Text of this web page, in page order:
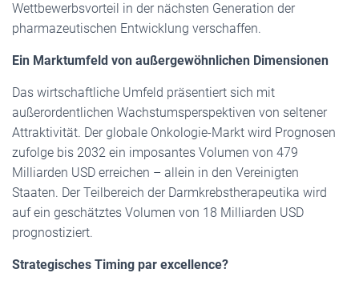
Wettbewerbsvorteil in der nächsten Generation der
pharmazeutischen Entwicklung verschaffen.
Ein Marktumfeld von außergewöhnlichen Dimensionen
Das wirtschaftliche Umfeld präsentiert sich mit
außerordentlichen Wachstumsperspektiven von seltener
Attraktivität. Der globale Onkologie-Markt wird Prognosen
zufolge bis 2032 ein imposantes Volumen von 479
Milliarden USD erreichen – allein in den Vereinigten
Staaten. Der Teilbereich der Darmkrebstherapeutika wird
auf ein geschätztes Volumen von 18 Milliarden USD
prognostiziert.
Strategisches Timing par excellence?